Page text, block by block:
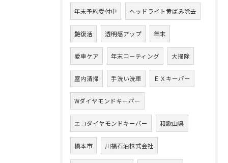
年末予約受付中 ヘッドライト黄ばみ除去
艶復活 透明感アップ 年末
愛車ケア 年末コーティング 大掃除
室内清掃 手洗い洗車 ＥＸキーパー
Wダイヤモンドキーパー
エコダイヤモンドキーパー 和歌山県
橋本市 川福石油株式会社